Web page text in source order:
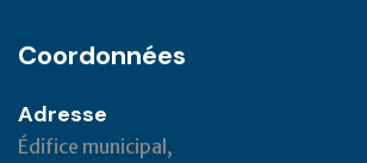
Coordonnées
Adresse
Édifice municipal,